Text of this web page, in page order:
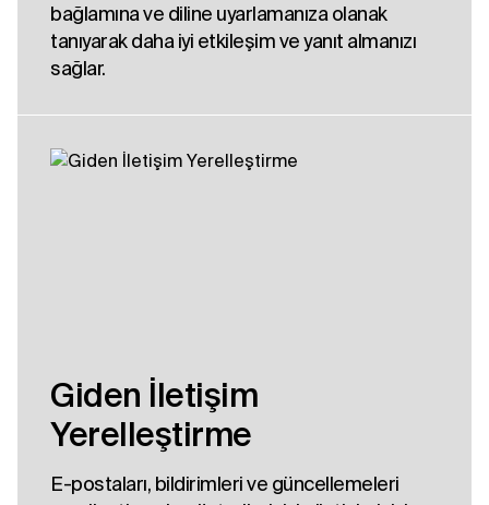
bağlamına ve diline uyarlamanıza olanak
tanıyarak daha iyi etkileşim ve yanıt almanızı
sağlar.
Giden İletişim
Yerelleştirme
E-postaları, bildirimleri ve güncellemeleri